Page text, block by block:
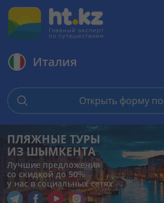
Горящие туры
Цены на туры
Страны
Италия
Открыть форму
ПЛЯЖНЫЕ ТУРЫ
ИЗ ШЫМКЕНТА
Лучшие предложения
со скидкой до 50%
у нас в социальных сетях
Перейти в наш Telegram
Перейти в наш Facebook
Перейти в наш YouTube
Перейти в наш Instagram